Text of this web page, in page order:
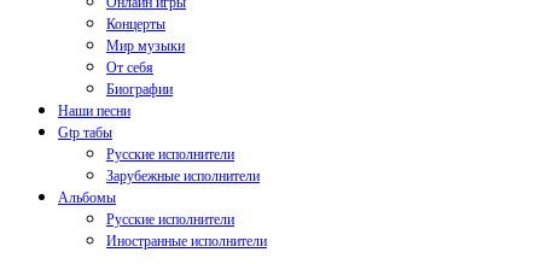
Концерты
Мир музыки
От себя
Биографии
Наши песни
Gtp табы
Русские исполнители
Зарубежные исполнители
Альбомы
Русские исполнители
Иностранные исполнители